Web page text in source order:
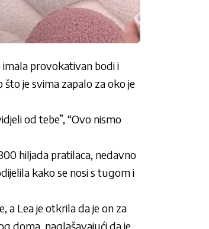
imala provokativan bodi i
je svima zapalo za oko je
od tebe”, “Ovo nismo
hiljada pratilaca, nedavno
kako se nosi s tugom i
a Lea je otkrila da je on za
doma, naglašavajući da je